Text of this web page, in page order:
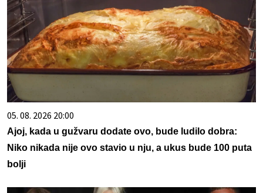
05. 08. 2026 20:00
Ajoj, kada u gužvaru dodate ovo, bude ludilo dobra:
Niko nikada nije ovo stavio u nju, a ukus bude 100 puta
bolji